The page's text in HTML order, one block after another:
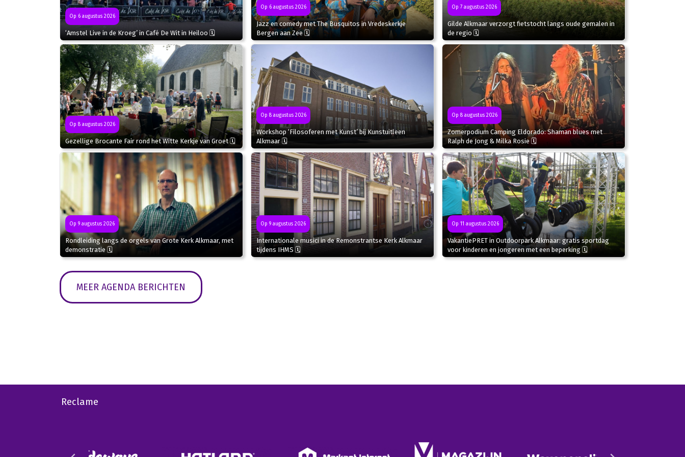
Op 6 augustus 2026
‘Amstel Live in de Kroeg’ in Café De Wit in Heiloo 🗓
Op 6 augustus 2026
Jazz en comedy met The Busquitos in Vredeskerkje
Bergen aan Zee 🗓
Op 7 augustus 2026
Gilde Alkmaar verzorgt fietstocht langs oude gemalen in
de regio 🗓
Op 8 augustus 2026
Gezellige Brocante Fair rond het Witte Kerkje van Groet 🗓
Op 8 augustus 2026
Workshop ‘Filosoferen met Kunst’ bij Kunstuitleen
Alkmaar 🗓
Op 8 augustus 2026
Zomerpodium Camping Eldorado: Shaman blues met
Ralph de Jong & Milka Rosie 🗓
Op 9 augustus 2026
Rondleiding langs de orgels van Grote Kerk Alkmaar, met
demonstratie 🗓
Op 9 augustus 2026
Internationale musici in de Remonstrantse Kerk Alkmaar
tijdens IHMS 🗓
Op 11 augustus 2026
VakantiePRET in Outdoorpark Alkmaar: gratis sportdag
voor kinderen en jongeren met een beperking 🗓
MEER AGENDA BERICHTEN
Reclame